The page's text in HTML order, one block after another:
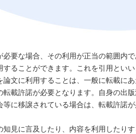
要な場合、その利用が正当の範囲内
ることができます。これを引用とい
文に利用することは、一般に転載にあ
載許諾が必要となります。自身の出
に移譲されている場合は、転載許諾が
見に言及したり、内容を利用したり